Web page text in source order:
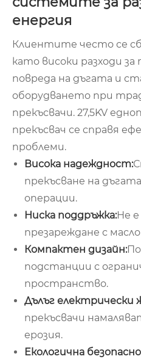
енергия
Клиентите често се
като високи разходи
повреда на дъгата и
оборудването при
прекъсвачи. 27,5KV
прекъсвач се справя
проблеми.
Висока надеждност:
прекъсване на
операции.
Ниска поддръжка:Не
презареждане с масло
Компактен дизайн:
подстанции с
пространство.
Дълъг електрически
прекъсвачи
ерозия.
Екологична